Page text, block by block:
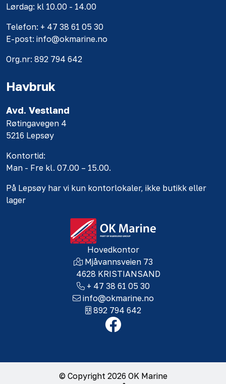
Lørdag: kl 10.00 - 14.00
Telefon: + 47 38 61 05 30
E-post: info@okmarine.no
Org.nr: 892 794 642
Havbruk
Avd. Vestland
Røtingavegen 4
5216 Lepsøy
Kontortid:
Man - Fre kl. 07.00 – 15.00.
På Lepsøy har vi kun kontorlokaler, ikke butikk eller
lager
Hovedkontor
Mjåvannsveien 73
4628 KRISTIANSAND
+ 47 38 61 05 30
info@okmarine.no
892 794 642
© Copyright 2026 OK Marine